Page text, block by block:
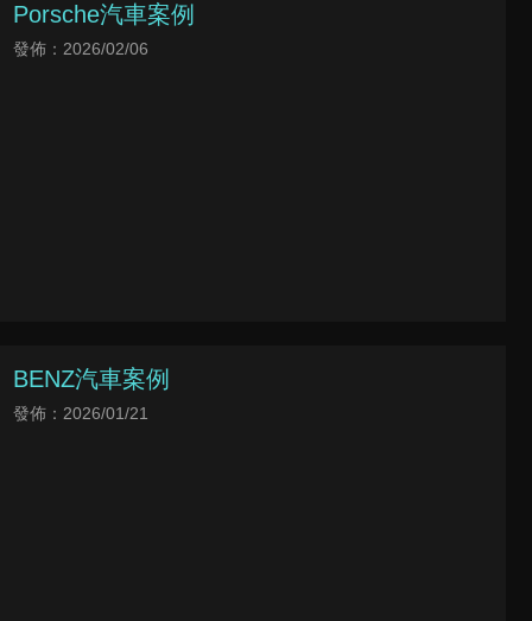
Porsche汽車案例
發佈：2026/02/06
BENZ汽車案例
發佈：2026/01/21